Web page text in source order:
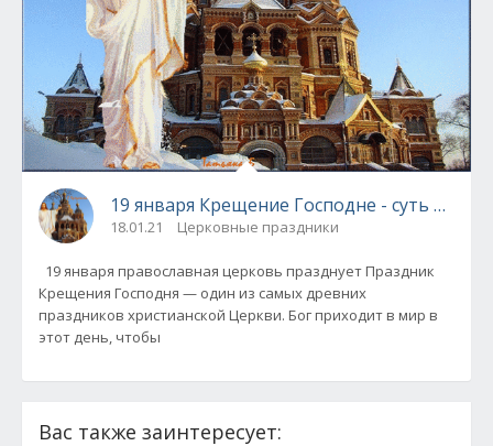
19 января Крещение Господне - суть
18.01.21 Церковные праздники
19 января православная церковь празднует Праздник
Крещения Господня — один из самых древних
праздников христианской Церкви. Бог приходит в мир в
этот день, чтобы
Вас также заинтересует: